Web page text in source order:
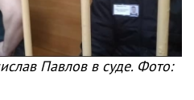
Павлов в суде. Фото: